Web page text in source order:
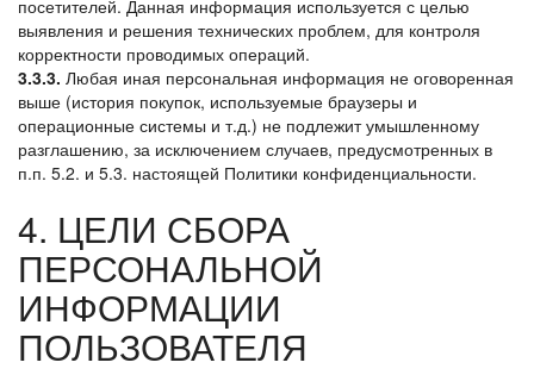
посетителей. Данная информация используется с целью
выявления и решения технических проблем, для контроля
корректности проводимых операций.
3.3.3. Любая иная персональная информация не оговоренная
выше (история покупок, используемые браузеры и
операционные системы и т.д.) не подлежит умышленному
разглашению, за исключением случаев, предусмотренных в
п.п. 5.2. и 5.3. настоящей Политики конфиденциальности.
4. ЦЕЛИ СБОРА
ПЕРСОНАЛЬНОЙ
ИНФОРМАЦИИ
ПОЛЬЗОВАТЕЛЯ